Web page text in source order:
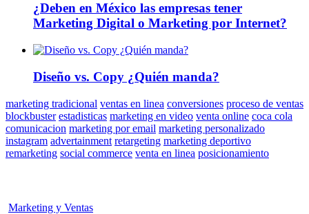
¿Deben en México las empresas tener
Marketing Digital o Marketing por Internet?
Diseño vs. Copy ¿Quién manda?
marketing tradicional ventas en linea conversiones proceso de ventas
blockbuster estadisticas marketing en video venta online coca cola
comunicacion marketing por email marketing personalizado
instagram advertainment retargeting marketing deportivo
remarketing social commerce venta en linea posicionamiento
Marketing y Ventas